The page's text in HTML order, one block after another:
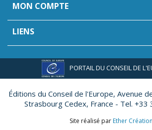
MON COMPTE
LIENS
PORTAIL DU CONSEIL DE
Éditions du Conseil de l'Europe, Avenue
Strasbourg Cedex, France - Tel. +33
Site réalisé par Ether Création